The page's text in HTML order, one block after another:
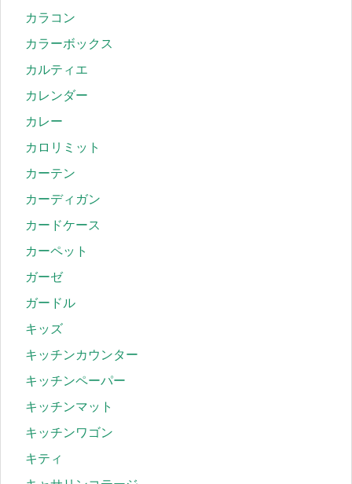
カラコン
カラーボックス
カルティエ
カレンダー
カレー
カロリミット
カーテン
カーディガン
カードケース
カーペット
ガーゼ
ガードル
キッズ
キッチンカウンター
キッチンペーパー
キッチンマット
キッチンワゴン
キティ